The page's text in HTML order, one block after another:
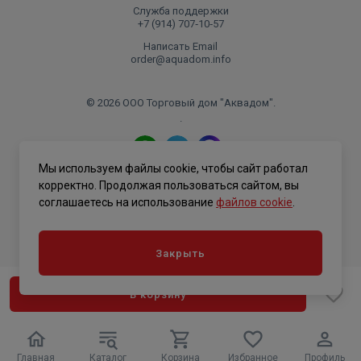
Главная Каталог Корзина Избранное Профиль
В корзину
Сверхстойкая 7-ми этапная нано покраска
AkzoNobel (Нидерланды) и FreiLacke (Германия) в семь
этапов, гарантирует стойкость к механическим
повреждениям и обеспечивает долговечность
покрытия радиатора в помещениях с повышенной
влажностью.
Нижнее подключение: в комплекте вентильная вставка
M30x1,5, направляющая потока, кран Маевского в цвет
радиатора, гайки с заглушкой в цвет радиатора.
Надежная защита от подделок
Служба поддержки
+7 (914) 707‑10‑57
Написать Email
order@aquadom.info
© 2026 ООО Торговый дом "Аквадом".
.
Политика конфиденциальности
Мы используем файлы cookie, чтобы сайт работал
корректно. Продолжая пользоваться сайтом, вы
соглашаетесь на использование файлов cookie
Закрыть